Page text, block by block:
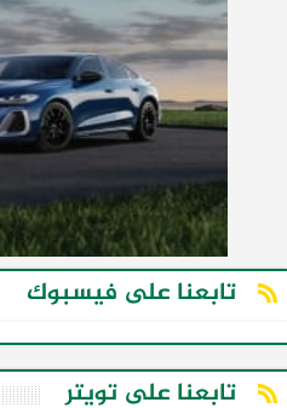
تابعنا على فيسبوك
تابعنا على تويتر